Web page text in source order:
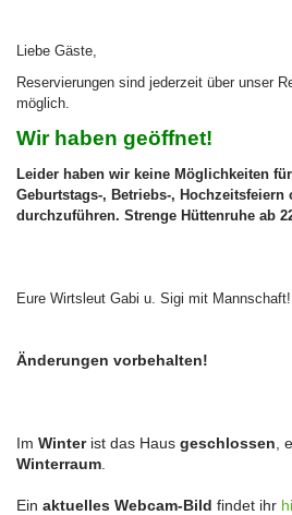
Liebe Gäste,
Reservierungen sind jederzeit über unser
möglich.
Wir haben geöffnet!
Leider haben wir keine Möglichkeiten
Geburtstags-, Betriebs-, Hochzeitsfeiern
durchzuführen. Strenge Hüttenruhe ab
Eure Wirtsleut Gabi u. Sigi mit Mannschaft!
Änderungen vorbehalten!
Im Winterist das Haus geschlossen ,
Winterraum
Ein aktuelles Webcam-Bild findet ihr